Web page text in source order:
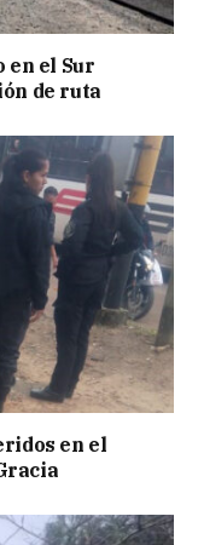
en el Sur
de ruta
en el